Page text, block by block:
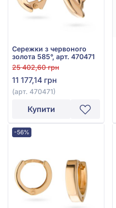
Сережки з червоного
золота 585°, арт. 470471
25 402,60 грн
11 177,14 грн
(арт. 470471)
Купити
-56%